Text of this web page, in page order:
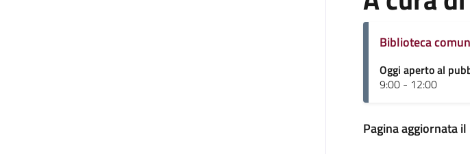
Biblioteca
Oggi aperto al
9:00 - 12:00
Pagina aggiornata